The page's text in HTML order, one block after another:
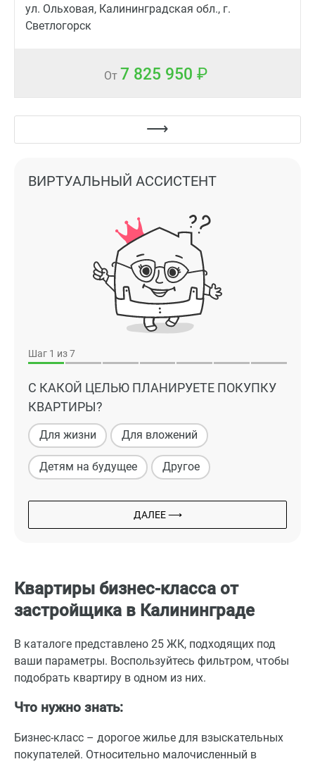
ул. Ольховая, Калининградская обл., г.
Светлогорск
От 7 825 950
Шаг 1 из 7
С КАКОЙ ЦЕЛЬЮ ПЛАНИРУЕТЕ ПОКУПКУ
КВАРТИРЫ?
Для жизни Для вложений
Детям на будущее Другое
ДАЛЕЕ ⟶
ВИРТУАЛЬНЫЙ АССИСТЕНТ
Квартиры бизнес-класса от
застройщика в Калининграде
В каталоге представлено 25 ЖК, подходящих под
ваши параметры. Воспользуйтесь фильтром, чтобы
подобрать квартиру в одном из них.
Что нужно знать:
Бизнес-класс – дорогое жилье для взыскательных
покупателей. Относительно малочисленный в